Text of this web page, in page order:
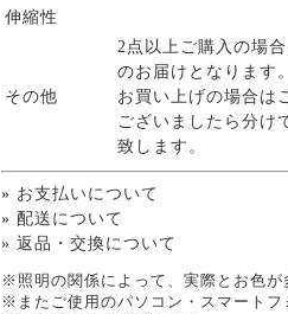
伸縮性
その他
2点以上ご購入の場
のお届けとなります
お買い上げの場合は
ございましたら分け
致します。
» お支払いについて
» 配送について
» 返品・交換について
※照明の関係によって、実際とお色が
※またご使用のパソコン・スマート